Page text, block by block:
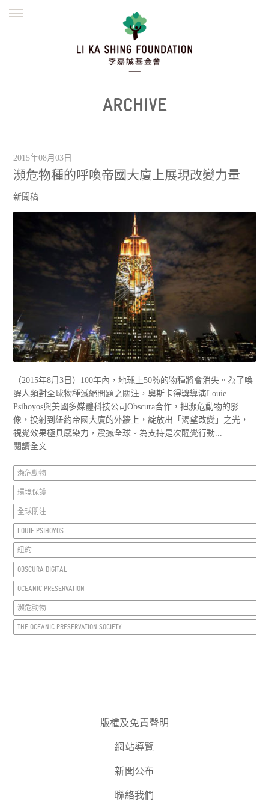
繁體
ARCHIVE
2015年08月03日
瀕危物種的呼喚帝國大廈上展現改變力量
新聞稿
（2015年8月3日）100年內，地球上50％的物種將會消失。為了喚
醒人類對全球物種滅絕問題之關注，奧斯卡得獎導演Louie
Psihoyos與美國多媒體科技公司Obscura合作，把瀕危動物的影
像，投射到紐約帝國大廈的外牆上，綻放出「渴望改變」之光，
視覺效果極具感染力，震撼全球。為支持是次醒覺行動...
閱讀全文
瀕危動物
環境保護
全球關注
LOUIE PSIHOYOS
紐約
OBSCURA DIGITAL
OCEANIC PRESERVATION
瀕危動物
THE OCEANIC PRESERVATION SOCIETY
版權及免責聲明
網站導覽
新聞公布
聯絡我們